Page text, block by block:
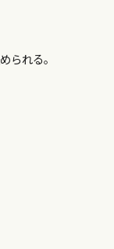
られる。